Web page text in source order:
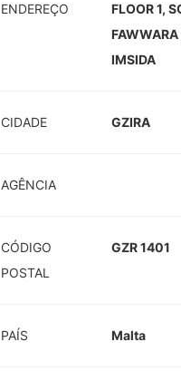
ENDEREÇO
FLOOR 1,
FAWWARA
IMSIDA
CIDADE GZIRA
AGÊNCIA
CÓDIGO
POSTAL
GZR 1401
PAÍS Malta